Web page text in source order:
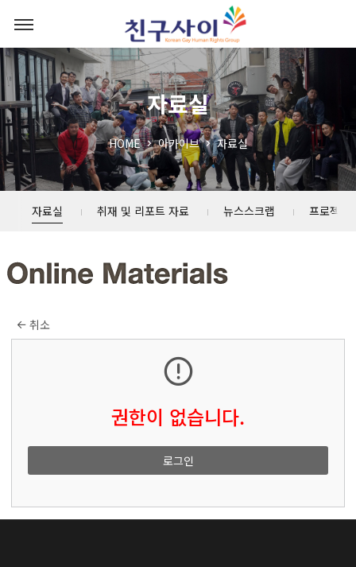
자료실
HOME 아카이브 자료실
자료실 취재 및 리포트 자료 뉴스스크랩 프로젝트
취소
권한이 없습니다.
로그인